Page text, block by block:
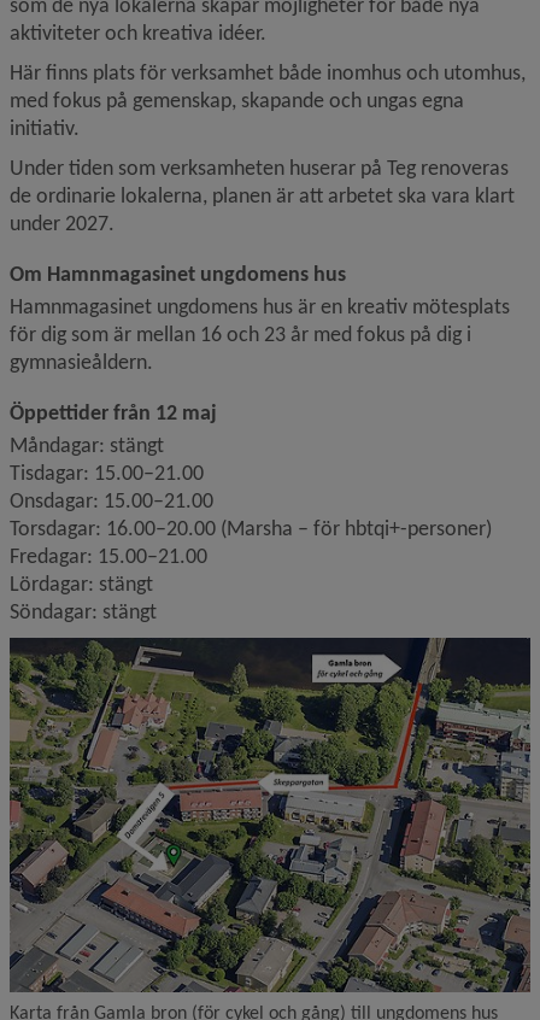
aktiviteter och kreativa idéer.
Här finns plats för verksamhet både inomhus och utomhus,
med fokus på gemenskap, skapande och ungas egna
initiativ.
Under tiden som verksamheten huserar på Teg renoveras
de ordinarie lokalerna, planen är att arbetet ska vara klart
under 2027.
Om Hamnmagasinet ungdomens hus
Hamnmagasinet ungdomens hus är en kreativ mötesplats
för dig som är mellan 16 och 23 år med fokus på dig i
gymnasieåldern.
Öppettider från 12 maj
Måndagar: stängt
Tisdagar: 15.00–21.00
Onsdagar: 15.00–21.00
Torsdagar: 16.00–20.00 (Marsha – för hbtqi+-personer)
Fredagar: 15.00–21.00
Lördagar: stängt
Söndagar: stängt
Karta från Gamla bron (för cykel och gång) till ungdomens hus